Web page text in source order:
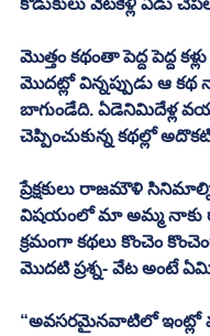
మొత్తం కథంతా పెద్ద పెద్ద
మొదట్లో విన్నప్పుడు ఆ కథ
బాగుండేది. ఏడెనిమిదేళ్ల
చెప్పించుకున్న కథల్లో
ప్రేక్షకులు రాజమౌళి
విషయంలో మా అమ్మ
క్రమంగా కథలు కొంచెం
మొదటి ప్రశ్న- వేట అంటే
“అవసరమైనవాటిలో ఇంట్లో